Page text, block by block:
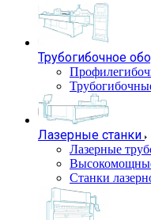
Трубогибочное
Лазерные станки
Лазерные
Станки